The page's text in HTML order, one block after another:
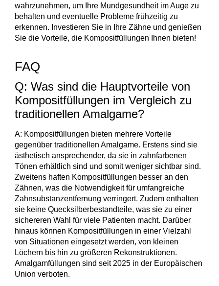
wahrzunehmen, um Ihre Mundgesundheitim Auge zu
behalten und eventuelle Probleme frühzeitig zu
erkennen. Investieren Sie in Ihre Zähne und genießen
Sie die Vorteile, die Kompositfüllungen Ihnen bieten!
FAQ
Q: Was sind die Hauptvorteile von
Kompositfüllungen im Vergleich zu
traditionellen Amalgame?
A: Kompositfüllungen bieten mehrere Vorteile
gegenüber traditionellen Amalgame. Erstens sind sie
ästhetisch ansprechender, da sie in zahnfarbenen
Tönen erhältlich sind und somit weniger sichtbar sind.
Zweitens haften Kompositfüllungen besser an den
Zähnen, was die Notwendigkeit für umfangreiche
Zahnsubstanzentfernung verringert. Zudem enthalten
sie keine Quecksilberbestandteile, was sie zu einer
sichereren Wahl für viele Patienten macht. Darüber
hinaus können Kompositfüllungen in einer Vielzahl
von Situationen eingesetzt werden, von kleinen
Löchern bis hin zu größeren Rekonstruktionen.
Amalgamfüllungen sind seit 2025 in der Europäischen
Union verboten.